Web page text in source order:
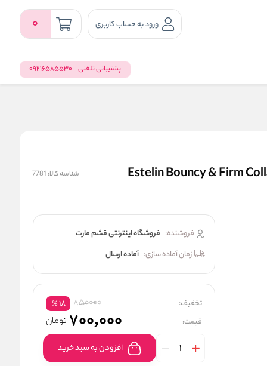
ورود به حساب کاربری 0
پشتیبانی تلفنی 09216585530
شناسه کالا: 7781
فروشنده: فروشگاه اینترنتی قشم مارت
زمان آماده سازی: آماده ارسال
تخفیف: 850000
18
%
قیمت: 700,000 تومان
افزودن به سبد خرید